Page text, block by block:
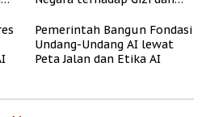
Pemerintah Bangun Fondasi
Undang-Undang AI lewat
Peta Jalan dan Etika AI